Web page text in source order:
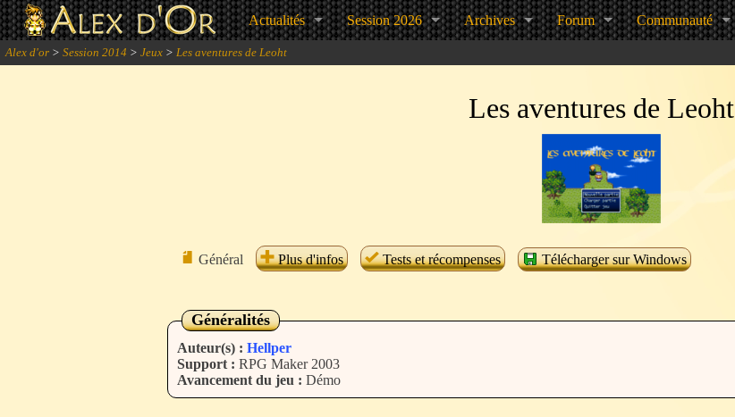
Actualités Session 2026 Archives Forum Communauté
Alex d'or > Session 2014 > Jeux > Les aventures de Leoht
Les aventures de Leoht
Général Plus d'infos Tests et récompenses Télécharger sur Windows
Généralités
Auteur(s) : Hellper
Support : RPG Maker 2003
Avancement du jeu : Démo